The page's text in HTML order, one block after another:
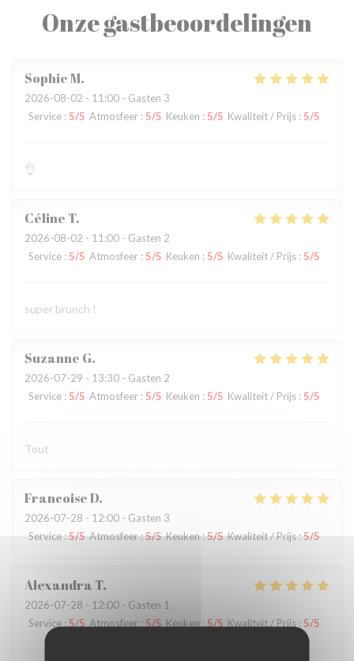
Onze gastbeoordelingen
SophieM
2026-08-02 - 11:00 - Gasten 3
Service : 5/5 Atmosfeer : 5/5 Keuken : 5/5 Kwaliteit / Prijs : 5/5
👌
Céline T
2026-08-02 - 11:00 - Gasten 2
Service : 5/5 Atmosfeer : 5/5 Keuken : 5/5 Kwaliteit / Prijs : 5/5
super brunch !
Suzanne G
2026-07-29 - 13:30 - Gasten 2
Service : 5/5 Atmosfeer : 5/5 Keuken : 5/5 Kwaliteit / Prijs : 5/5
Tout
FrancoiseD
2026-07-28 - 12:00 - Gasten 3
Service:5/5 Atmosfeer:5/5 Keuken:5/5 Kwaliteit / Prijs:5/5
Alexandra T
2026-07-28 - 12:00 - Gasten 1
Service : 5/5 Atmosfeer : 5/5 Keuken : 5/5 Kwaliteit / Prijs : 5/5